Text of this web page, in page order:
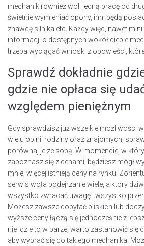
mechanik również woli jedną pracę od
świetnie wymieniać opony, inni będą
znawcę silnika etc. Każdy więc, nawet
informacji o dostępnych wokół ciebie
trzeba wyciągać wnioski z opowieści,
Sprawdź dokładnie
gdzie nie opłaca się
względem pieniężnym
Gdy sprawdzisz już wszelkie możliwości
wielu opinii rodziny oraz znajomych,
porównaj je ze sobą. W momencie, w
zapoznasz się z cenami, będziesz mógł
mniej więcej istnieją ceny na rynku.
serwis woła podejrzanie wiele, a który
wszystko zwracać uwagę i wszystko
Możesz zawsze dopytać bliskich lub
wyższe ceny łączą się jednocześnie z
nie idzie to w parze, warto zastanowić się
aby wybrać się do takiego mechanika.